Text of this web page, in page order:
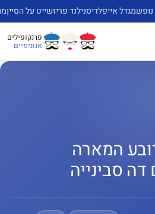
נופשמגדל אייפלדיסנילנד פריזשייט על הסיין
פרנקופילים
אנונימיים
המארה
סבינייה